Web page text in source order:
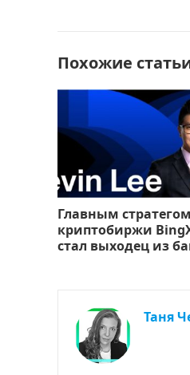
k
Похожие
Главным стратегом
криптобиржи
стал выходец из
Таня